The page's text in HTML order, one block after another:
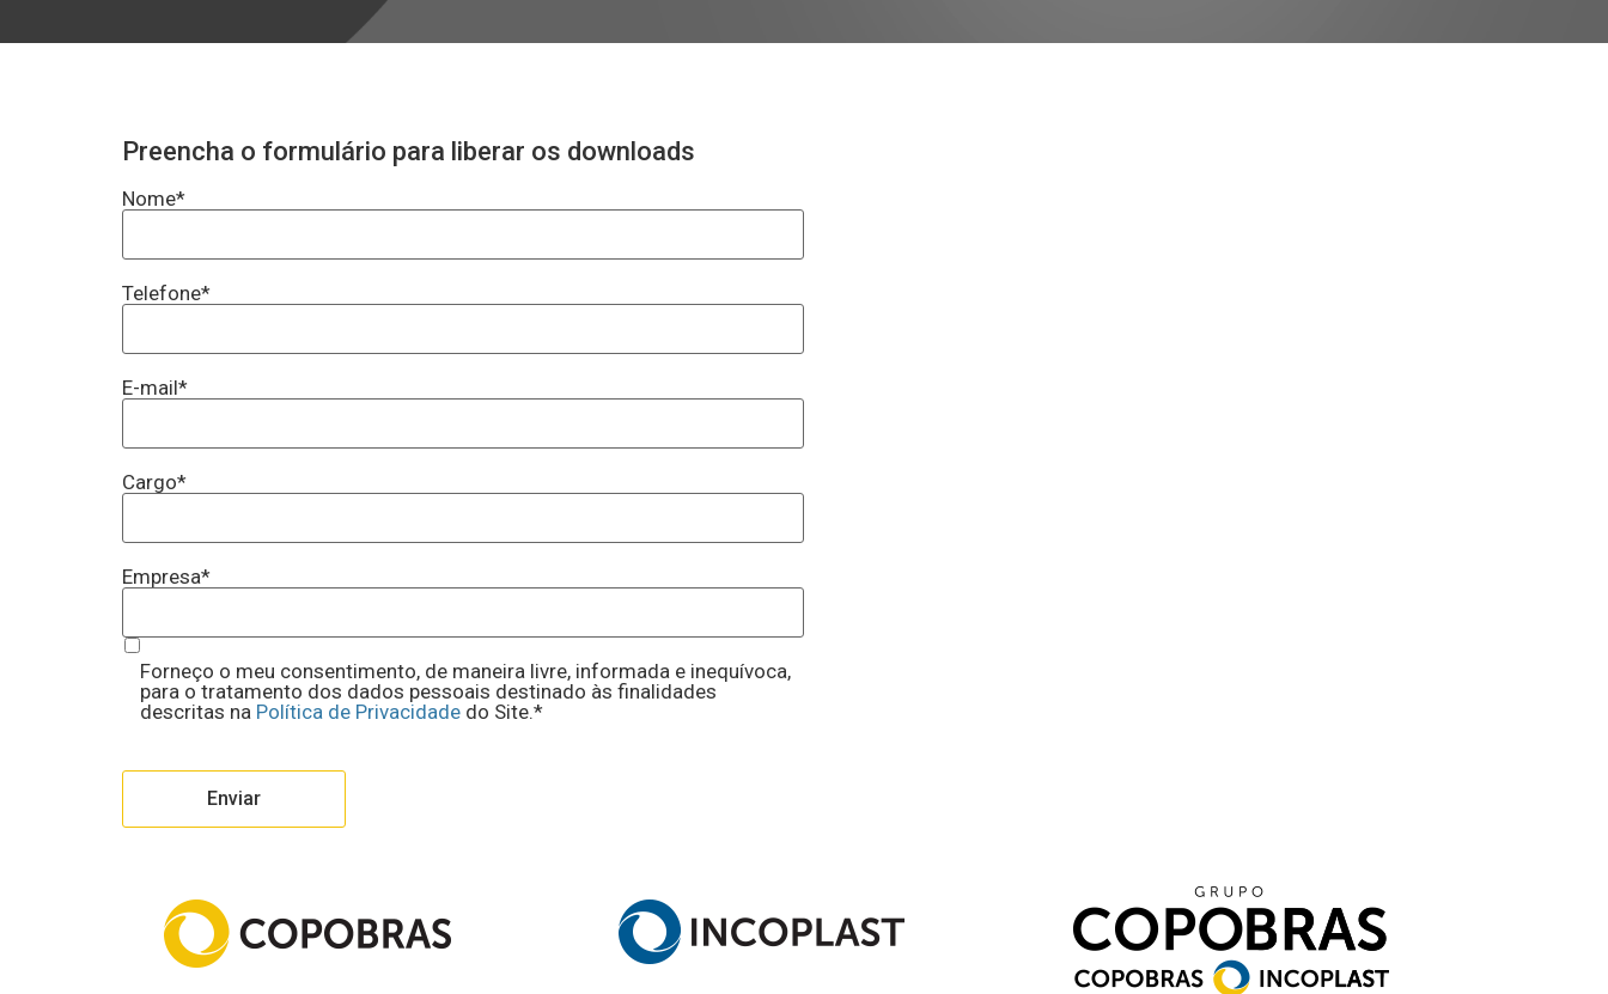
Preencha o formulário para liberar os downloads
Nome*
Telefone*
E-mail*
Cargo*
Empresa*
Forneço o meu consentimento, de maneira livre, informada e inequívoca,
para o tratamento dos dados pessoais destinado às finalidades
descritas na Política de Privacidade do Site.*